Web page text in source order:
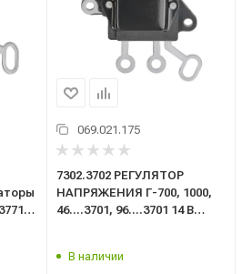
069.021.175
7302.3702 РЕГУЛЯТОР
НАПРЯЖЕНИЯ Г-700, 1000,
46....3701, 96....3701 14 В
В наличии